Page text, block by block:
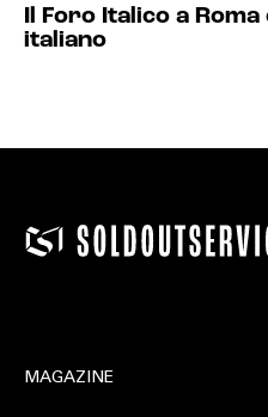
Il Foro Italico a
italiano
MAGAZINE